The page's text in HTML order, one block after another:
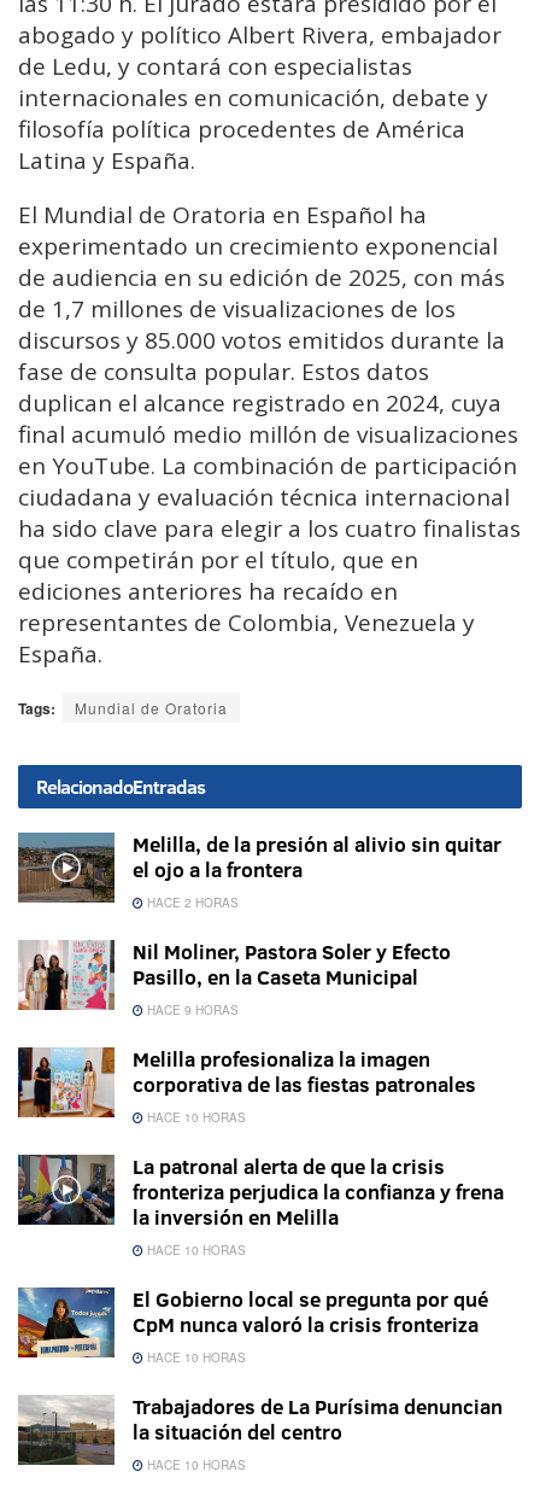
abogado y político Albert Rivera, embajador
de Ledu, y contará con especialistas
internacionales en comunicación, debate y
filosofía política procedentes de América
Latina y España.
El Mundial de Oratoria en Español ha
experimentado un crecimiento exponencial
de audiencia en su edición de 2025, con más
de 1,7 millones de visualizaciones de los
discursos y 85.000 votos emitidos durante la
fase de consulta popular. Estos datos
duplican el alcance registrado en 2024, cuya
final acumuló medio millón de visualizaciones
en YouTube. La combinación de participación
ciudadana y evaluación técnica internacional
ha sido clave para elegir a los cuatro finalistas
que competirán por el título, que en
ediciones anteriores ha recaído en
representantes de Colombia, Venezuela y
España.
Tags: Mundial de Oratoria
RelacionadoEntradas
Melilla, de la presión al alivio sin quitar
el ojo a la frontera
HACE 2 HORAS
Nil Moliner, Pastora Soler y Efecto
Pasillo, en la Caseta Municipal
HACE 9 HORAS
Melilla profesionaliza la imagen
corporativa de las fiestas patronales
HACE 10 HORAS
La patronal alerta de que la crisis
fronteriza perjudica la confianza y frena
la inversión en Melilla
HACE 10 HORAS
El Gobierno local se pregunta por qué
CpM nunca valoró la crisis fronteriza
HACE 10 HORAS
Trabajadores de La Purísima denuncian
la situación del centro
HACE 10 HORAS